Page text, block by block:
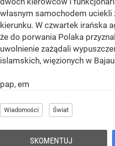
własnym samochodem uciekli
kierunku. W czwartek irańska
że do porwania Polaka
uwolnienie zażądali
islamskich, więzionych w
pap, em
Wiadomości Świat
SKOMENTUJ